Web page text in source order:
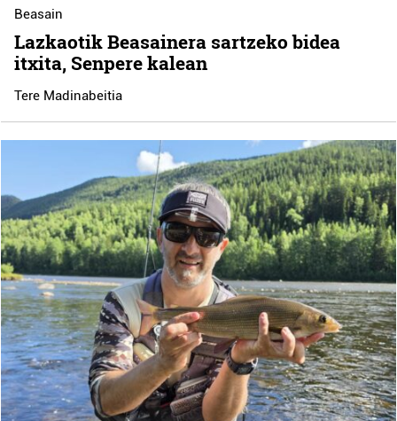
Beasain
Lazkaotik Beasainera sartzeko bidea
itxita, Senpere kalean
Tere Madinabeitia